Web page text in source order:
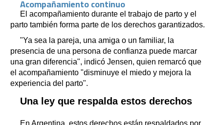
Acompañamiento continuo
El acompañamiento durante el trabajo de parto y el
parto también forma parte de los derechos garantizados.
"Ya sea la pareja, una amiga o un familiar, la
presencia de una persona de confianza puede marcar
una gran diferencia", indicó Jensen, quien remarcó que
el acompañamiento "disminuye el miedo y mejora la
experiencia del parto".
Una ley que respalda estos derechos
En Argentina, estos derechos están respaldados por